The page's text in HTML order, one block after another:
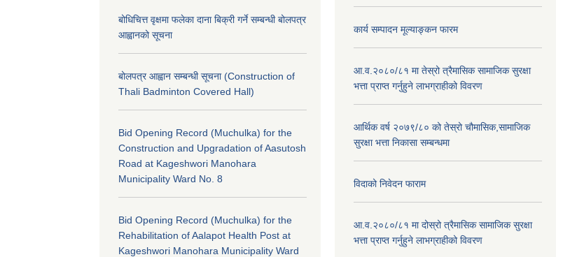
बोधिचित्त वृक्षमा फलेका दाना बिक्री गर्ने सम्बन्धी बोलपत्र
आह्वानको सूचना
बोलपत्र आह्वान सम्बन्धी सूचना (Construction of
Thali Badminton Covered Hall)
Bid Opening Record (Muchulka) for the
Construction and Upgradation of Aasutosh
Road at Kageshwori Manohara
Municipality Ward No. 8
Bid Opening Record (Muchulka) for the
Rehabilitation of Aalapot Health Post at
Kageshwori Manohara Municipality Ward
कार्य सम्पादन मूल्याङ्कन फारम
आ.व.२०८०/८१ मा तेस्रो त्रैमासिक सामाजिक सुरक्षा
भत्ता प्राप्त गर्नुहुने लाभग्राहीको विवरण
आर्थिक वर्ष २०७९/८० को तेस्रो चौमासिक,सामाजिक
सुरक्षा भत्ता निकासा सम्बन्धमा
विदाको निवेदन फाराम
आ.व.२०८०/८१ मा दोस्रो त्रैमासिक सामाजिक सुरक्षा
भत्ता प्राप्त गर्नुहुने लाभग्राहीको विवरण